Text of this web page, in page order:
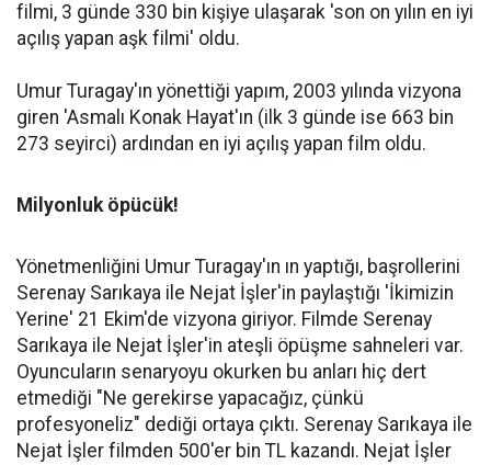
filmi, 3 günde 330 bin kişiye ulaşarak 'son on yılın en iyi
açılış yapan aşk filmi' oldu.
Umur Turagay'ın yönettiği yapım, 2003 yılında vizyona
giren 'Asmalı Konak Hayat'ın (ilk 3 günde ise 663 bin
273 seyirci) ardından en iyi açılış yapan film oldu.
Milyonluk öpücük!
Yönetmenliğini Umur Turagay'ın ın yaptığı, başrollerini
Serenay Sarıkaya ile Nejat İşler'in paylaştığı 'İkimizin
Yerine' 21 Ekim'de vizyona giriyor. Filmde Serenay
Sarıkaya ile Nejat İşler'in ateşli öpüşme sahneleri var.
Oyuncuların senaryoyu okurken bu anları hiç dert
etmediği "Ne gerekirse yapacağız, çünkü
profesyoneliz" dediği ortaya çıktı. Serenay Sarıkaya ile
Nejat İşler filmden 500'er bin TL kazandı. Nejat İşler